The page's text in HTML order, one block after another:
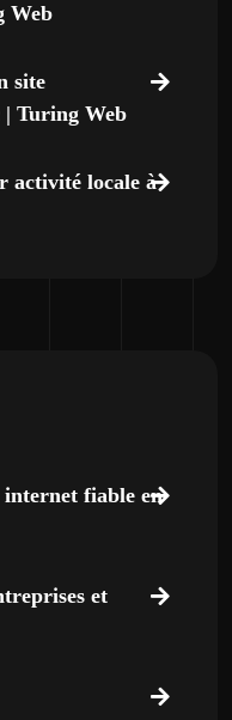
Web
site
| Turing Web
activité locale à
internet fiable en
et